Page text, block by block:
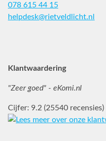
078 615 44 15
helpdesk@rietveldlicht.nl
Klantwaardering
"Zeer goed" - eKomi.nl
Cijfer: 9.2 (25540 recensies)